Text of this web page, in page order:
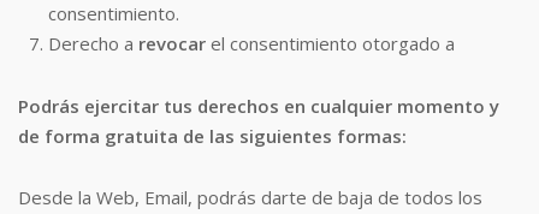
consentimiento.
Derecho a revocar el consentimiento otorgado a
Podrás ejercitar tus derechos en cualquier momento y
de forma gratuita de las siguientes formas:
Desde la Web, Email, podrás darte de baja de todos los